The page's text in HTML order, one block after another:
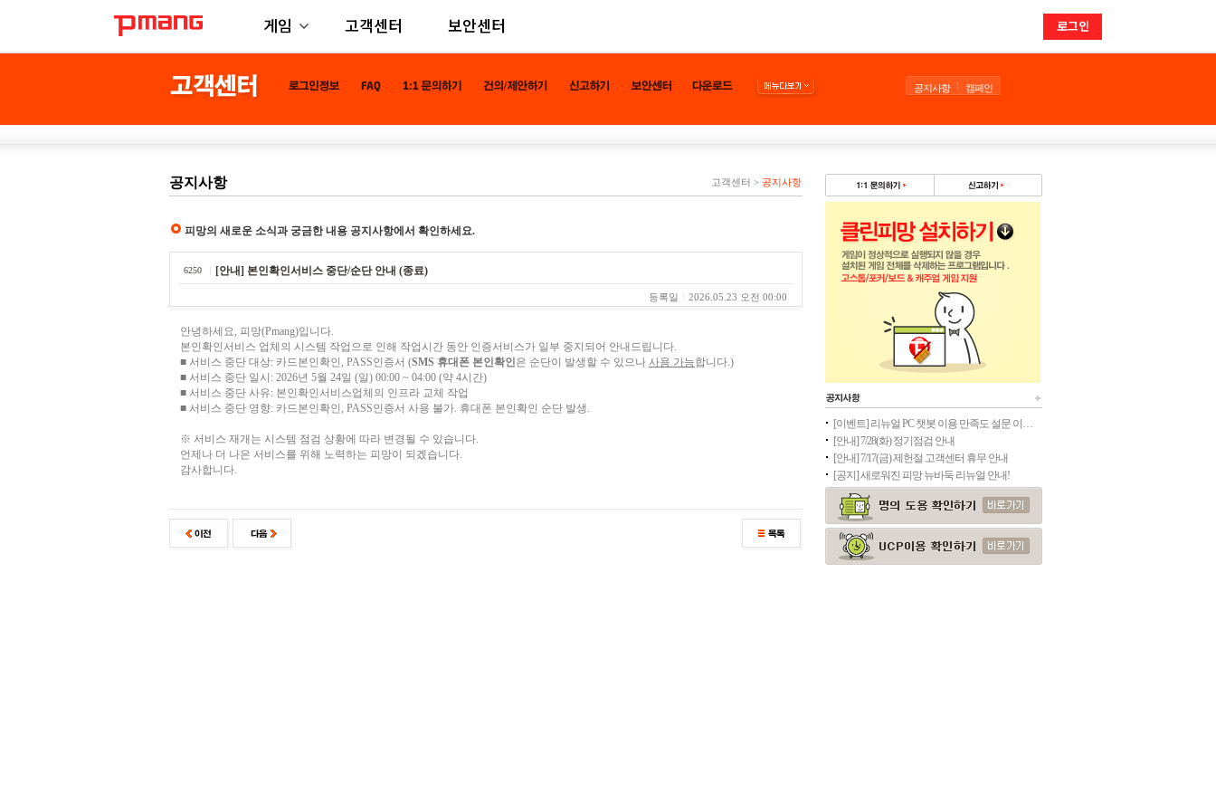
게임 고객센터 보안센터 로그인
공지사항 캠페인
공지사항 고객센터 > 공지사항
피망의 새로운 소식과 궁금한 내용 공지사항에서 확인하세요.
6250 [안내] 본인확인서비스 중단/순단 안내 (종료)
등록일 2026.05.23 오전 00:00
안녕하세요, 피망(Pmang)입니다.
본인확인서비스 업체의 시스템 작업으로 인해 작업시간 동안 인증서비스가 일부 중지되어 안내드립니다.
■ 서비스 중단 대상: 카드본인확인, PASS인증서 (SMS 휴대폰 본인확인은 순단이 발생할 수 있으나 사용 가능합니다.)
■ 서비스 중단 일시: 2026년 5월 24일 (일) 00:00 ~ 04:00 (약 4시간)
■ 서비스 중단 사유: 본인확인서비스업체의 인프라 교체 작업
■ 서비스 중단 영향: 카드본인확인, PASS인증서 사용 불가. 휴대폰 본인확인 순단 발생.
※ 서비스 재개는 시스템 점검 상황에 따라 변경될 수 있습니다.
언제나 더 나은 서비스를 위해 노력하는 피망이 되겠습니다.
감사합니다.
[이벤트] 리뉴얼 PC 챗봇 이용 만족도 설문 이벤트
[안내] 7/28(화) 정기점검 안내
[안내] 7/17(금) 제헌절 고객센터 휴무 안내
[공지] 새로워진 피망 뉴바둑 리뉴얼 안내!